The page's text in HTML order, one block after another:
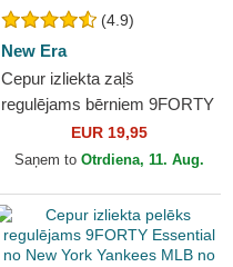
(4.9)
New Era
Cepur izliekta zaļš
regulējams bērniem 9FORTY
League Essential no New
York Yankees MLB no New
EUR 19,95
Saņem to Otrdiena, 11. Aug.